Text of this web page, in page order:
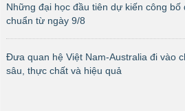
Những đại học đầu tiên dự kiến công bố
chuẩn từ ngày 9/8
Đưa quan hệ Việt Nam-Australia đi vào
sâu, thực chất và hiệu quả